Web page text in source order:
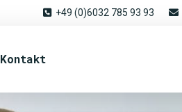
+49 (0)6032 785 93 93
Kontakt